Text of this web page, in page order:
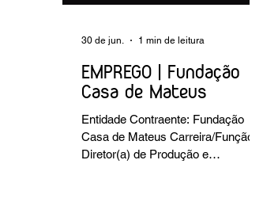
EMPREGO | Fundação
Casa de Mateus
Entidade Contraente: Fundação
Casa de Mateus Carreira/Função:
Diretor(a) de Produção e
30 de jun. 1 min de leitura